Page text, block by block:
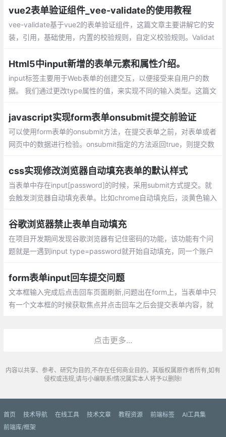
就做出响应，使用 oninput 事件，完美的解决了以上两种问题
vue2表单验证组件_vee-validate的使用教程
vee-validate基于vue2的表单验证组件，这篇文章主要讲解它的安
装，引用，基础使用，内置的校验规则，自定义校验规则。Validat
进行调用
Html5中input新增的表单元素和属性介绍。
input标签主要用于Web表单的创建交互，以便接受来自用户的数
据。 我们通过更改type属性的值，来实现不同的输入类型。这篇文
javascript实现form表单onsubmit提交前验证
可以使用form表单的onsubmit方法，在提交表单之前，对表单或者
网页中的数据进行检验。onsubmit指定的方法返回true，则提交数
css实现修改浏览器自动填充表单的默认样式
当表单中存在input[password]的时候，采用submit方式提交。就
会触发浏览器自动填充表单。比如chrome自动填充后，淡黄色输入
的
谷歌浏览器禁止表单自动填充
在项目开发期间发现谷歌浏览器有记住密码的功能，该功能有个问
题就是一遇到input type=password就开始自动填充，同一个账户
一下解决方案。
form表单input回车提交问题
文本框输入完成后点击回车页面刷新,问题出在form上，当表单中只
有一个文本框的时候获取焦点并点击回车之后会提交表单内容，就
点击更多...
内容以共享、参考、研究为目的,不存在任何商业目的。其版权属原作者所有,如有
侵权或违规,请与小编联系!情况属实本人将予以删除!
首页 技术导航 在线工具 技术文章 教程资源 前端标签
AI工具集
前端库/框架